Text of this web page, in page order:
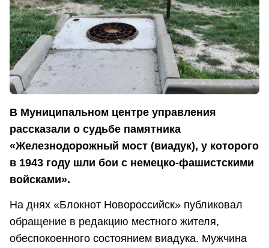
В Муниципальном центре управления
рассказали о судьбе памятника
«Железнодорожный мост (виадук), у которого
в 1943 году шли бои с немецко-фашистскими
войсками».
На днях «Блокнот Новороссийск» публиковал
обращение в редакцию местного жителя,
обеспокоенного состоянием виадука. Мужчина